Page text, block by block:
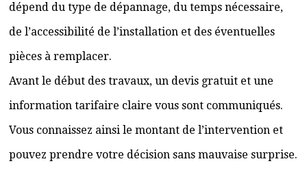
dépend du type de dépannage, du temps nécessaire,
de l’accessibilité de l’installation et des éventuelles
pièces à remplacer.
Avant le début des travaux, un devis gratuit et une
information tarifaire claire vous sont communiqués.
Vous connaissez ainsi le montant de l’intervention et
pouvez prendre votre décision sans mauvaise surprise.